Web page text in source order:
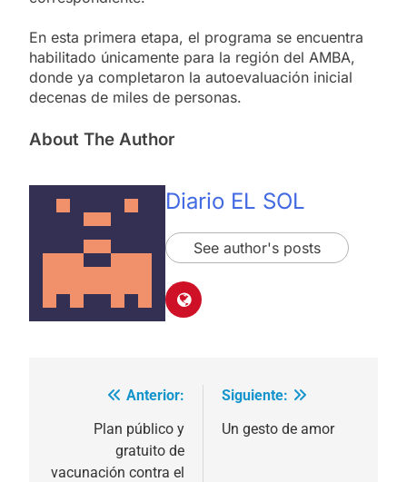
En esta primera etapa, el programa se encuentra
habilitado únicamente para la región del AMBA,
donde ya completaron la autoevaluación inicial
decenas de miles de personas.
About The Author
Diario EL SOL
See author's posts
Navegación
entradas
Anterior:
Plan público y
gratuito de
vacunación contra el
Siguiente:
Un gesto de amor